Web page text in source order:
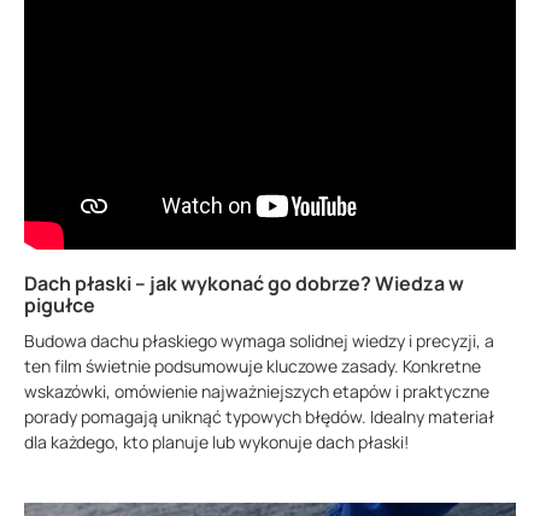
Dach płaski – jak wykonać go dobrze? Wiedza w
pigułce
Budowa dachu płaskiego wymaga solidnej wiedzy i precyzji, a
ten film świetnie podsumowuje kluczowe zasady. Konkretne
wskazówki, omówienie najważniejszych etapów i praktyczne
porady pomagają uniknąć typowych błędów. Idealny materiał
dla każdego, kto planuje lub wykonuje dach płaski!